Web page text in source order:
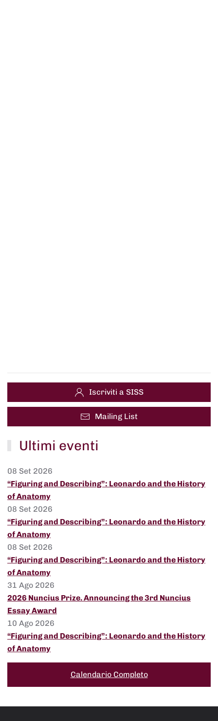
Iscriviti a SISS
Mailing List
Ultimi eventi
08 Set 2026
“Figuring and Describing”: Leonardo and the History
of Anatomy
08 Set 2026
“Figuring and Describing”: Leonardo and the History
of Anatomy
08 Set 2026
“Figuring and Describing”: Leonardo and the History
of Anatomy
31 Ago 2026
2026 Nuncius Prize. Announcing the 3rd Nuncius
Essay Award
10 Ago 2026
“Figuring and Describing”: Leonardo and the History
of Anatomy
Calendario Completo